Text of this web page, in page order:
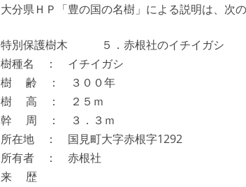
大分県ＨＰ「豊の国の名樹」による説明は、次の
特別保護樹木 ５．赤根社のイチイガシ
樹種名 ： イチイガシ
樹 齢 ： ３００年
樹 高 ： ２５ｍ
幹 周 ： ３．３ｍ
所在地 ： 国見町大字赤根字1292
所有者 ： 赤根社
来 歴